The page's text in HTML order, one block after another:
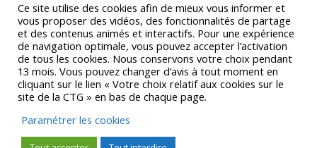
Ce site utilise des cookies afin de mieux vous informer et
vous proposer des vidéos, des fonctionnalités de partage
et des contenus animés et interactifs. Pour une expérience
de navigation optimale, vous pouvez accepter l’activation
de tous les cookies. Nous conservons votre choix pendant
13 mois. Vous pouvez changer d’avis à tout moment en
cliquant sur le lien « Votre choix relatif aux cookies sur le
site de la CTG » en bas de chaque page.
Paramétrer les cookies